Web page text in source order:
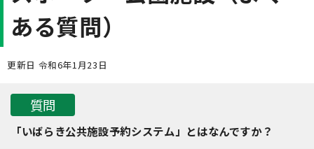
ある質問）
更新日 令和6年1月23日
質問
「いばらき公共施設予約システム」とはなんですか？